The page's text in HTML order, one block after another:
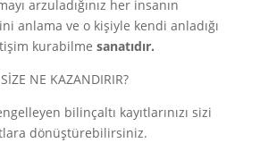
arzuladığınız her insanın
anlama ve o kişiyle kendi anladığı
kurabilme sanatıdır.
NE KAZANDIRIR?
bilinçaltı kayıtlarınızı sizi
dönüştürebilirsiniz.